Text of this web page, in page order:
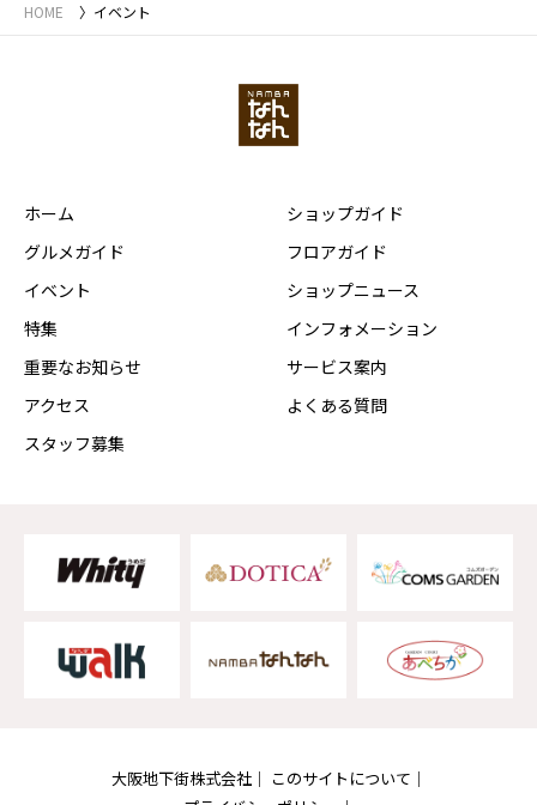
HOME イベント
ホーム
グルメガイド
イベント
特集
重要なお知らせ
アクセス
スタッフ募集
ショップガイド
フロアガイド
ショップニュース
インフォメーション
サービス案内
よくある質問
大阪地下街株式会社
このサイトについて